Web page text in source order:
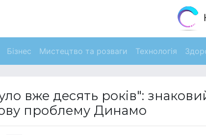
Бізнес Мистецтво та розваги Технологія
вже десять років":
проблему Динамо